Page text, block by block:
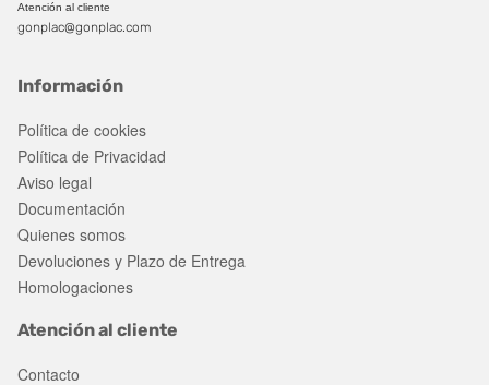
Atención al cliente
gonplac@gonplac.com
Información
Política de cookies
Política de Privacidad
Aviso legal
Documentación
Quienes somos
Devoluciones y Plazo de Entrega
Homologaciones
Atención al cliente
Contacto